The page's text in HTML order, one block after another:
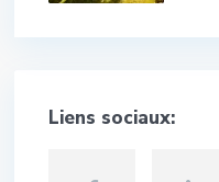
Liens sociaux: